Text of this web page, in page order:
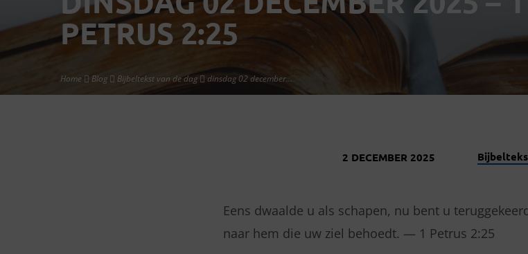
PETRUS 2:25
Home Blog Bijbeltekst van de dag dinsdag 02 december…
2 DECEMBER 2025
Eens dwaalde u als schapen, nu bent u
naar hem die uw ziel behoedt. — 1 Petrus 2:25